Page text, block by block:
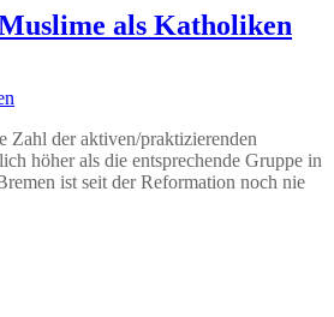
als Katholiken
Zahl der aktiven/praktizierenden
höher als die entsprechende Gruppe in
ist seit der Reformation noch nie